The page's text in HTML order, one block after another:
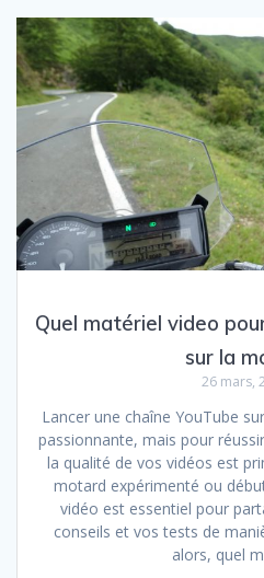
Quel matériel video
sur la
26 mars,
Lancer une chaîne YouTube
passionnante, mais pour
la qualité de vos vidéos est
motard expérimenté ou
vidéo est essentiel pour
conseils et vos tests de
alors, quel